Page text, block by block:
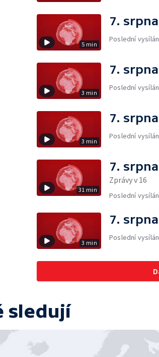
5 min
7.
Poslední
3 min
7.
Poslední
3 min
7.
Poslední
31 min
7.
Zprávy v 16
Poslední
3 min
7.
Poslední
sledují